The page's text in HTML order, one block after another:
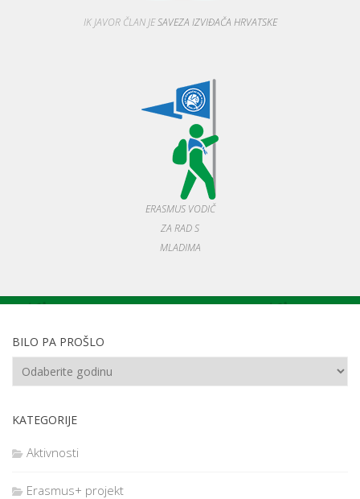
IK JAVOR ČLAN JESAVEZA IZVIĐAČA HRVATSKE
ERASMUS VODIČ
ZA RAD S
MLADIMA
BILO PA PROŠLO
KATEGORIJE
Aktivnosti
Erasmus+ projekt